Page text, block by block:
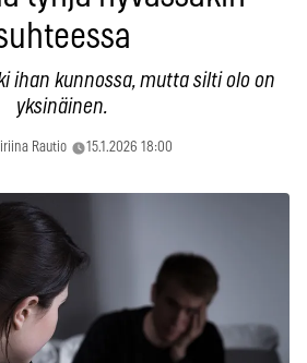
ihan kunnossa, mutta silti olo on
yksinäinen.
Rautio 15.1.2026 18:00